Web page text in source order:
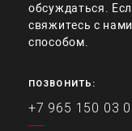
обсуждаться.
свяжитесь с
способом.
ПОЗВОНИТЬ:
+7 965 150 03